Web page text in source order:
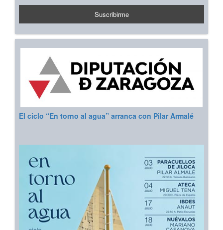
El ciclo “En torno al agua” arranca con Pilar Armalé